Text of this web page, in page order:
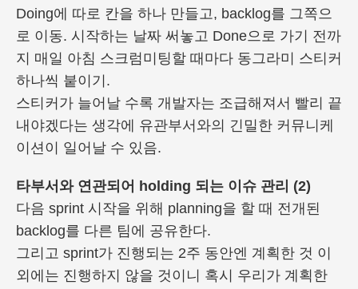
Doing에 따로 칸을 하나 만들고, backlog를 그쪽으
로 이동. 시작하는 날짜 써놓고 Done으로 가기 전까
지 매일 아침 스크럼미팅할 때마다 동그라미 스티커
하나씩 붙이기.
스티커가 늘어날 수록 개발자는 조급해져서 빨리 끝
내야겠다는 생각에 유관부서와의 긴밀한 커뮤니케
이션이 일어날 수 있음.
타부서와 연관되어 holding 되는 이슈 관리 (2)
다음 sprint 시작을 위해 planning을 할 때 전개된
backlog를 다른 팀에 공유한다.
그리고 sprint가 진행되는 2주 동안엔 계획한 것 이
외에는 진행하지 않을 것이니 혹시 우리가 계획한